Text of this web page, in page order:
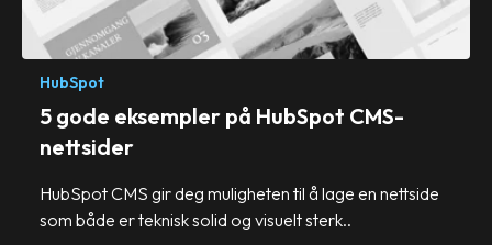
HubSpot
5 gode eksempler på HubSpot CMS-
nettsider
HubSpot CMS gir deg muligheten til å lage en nettside
som både er teknisk solid og visuelt sterk..